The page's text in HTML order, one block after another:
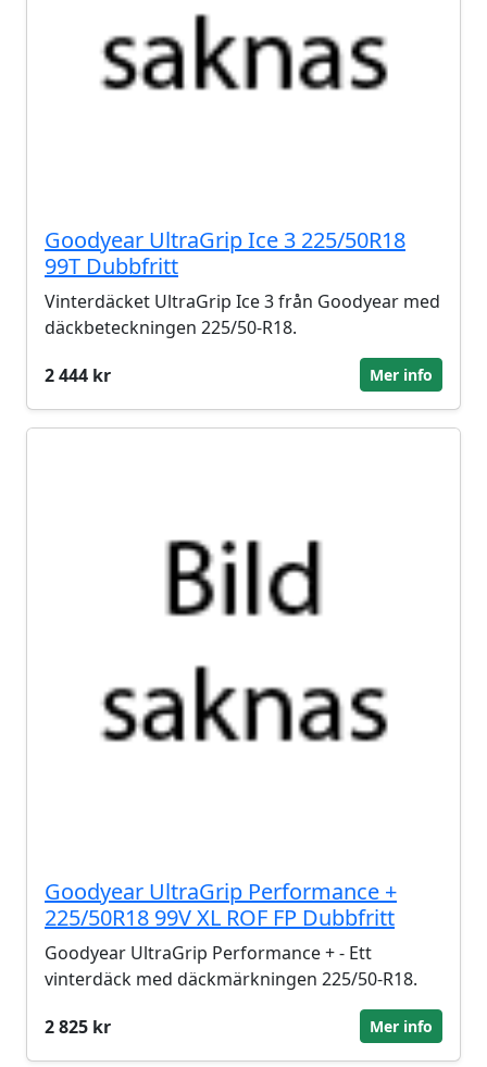
Goodyear UltraGrip Ice 3 225/50R18
99T Dubbfritt
Vinterdäcket UltraGrip Ice 3 från Goodyear med
däckbeteckningen 225/50-R18.
2 444 kr
Mer info
Goodyear UltraGrip Performance +
225/50R18 99V XL ROF FP Dubbfritt
Goodyear UltraGrip Performance + - Ett
vinterdäck med däckmärkningen 225/50-R18.
2 825 kr
Mer info